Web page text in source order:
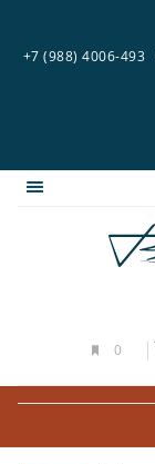
+7 (988) 4006-493
0